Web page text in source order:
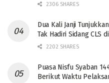
2306 SHARES
Dua Kali Janji
Tak Hadiri Sidang CLS
2202 SHARES
Puasa Nisfu Syaban
Berikut Waktu